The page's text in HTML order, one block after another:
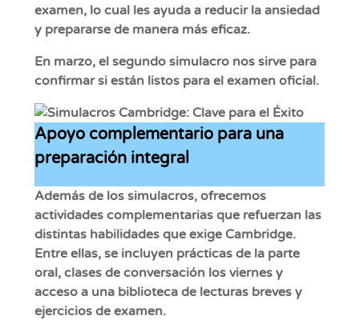
examen, lo cual les ayuda a reducir la ansiedad
y prepararse de manera más eficaz.
En marzo, el segundo simulacro nos sirve para
confirmar si están listos para el examen oficial.
Apoyo complementario para una
preparación integral
Además de los simulacros, ofrecemos
actividades complementarias que refuerzan las
distintas habilidades que exige Cambridge.
Entre ellas, se incluyen prácticas de la parte
oral, clases de conversación los viernes y
acceso a una biblioteca de lecturas breves y
ejercicios de examen.